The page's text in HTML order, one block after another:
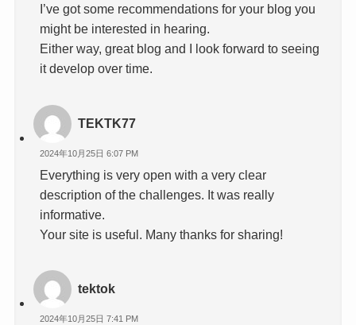
I’ve got some recommendations for your blog you
might be interested in hearing.
Either way, great blog and I look forward to seeing
it develop over time.
TEKTK77
2024年10月25日 6:07 PM
Everything is very open with a very clear
description of the challenges. It was really
informative.
Your site is useful. Many thanks for sharing!
tektok
2024年10月25日 7:41 PM